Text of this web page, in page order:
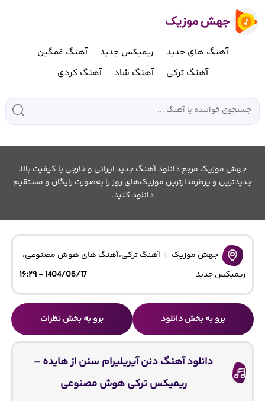
آهنگ های جدید ریمیکس جدید
آهنگ غمگین
آهنگ ترکی
آهنگ شاد آهنگ کردی
جهش موزیک مرجع دانلود آهنگ جدید ایرانی و خارجی با کیفیت بالا.
جدیدترین و پرطرفدارترین موزیک‌های روز را به‌صورت رایگان و مستقیم
دانلود کنید.
جهش موزیک آهنگ ترکی،آهنگ های هوش مصنوعی،
ریمیکس جدید
1404/06/17 - ۱۶:۲۹
برو به بخش دانلود برو به بخش نظرات
دانلود آهنگ دنن آیریلیرام سنن از هایده –
ریمیکس ترکی هوش مصنوعی